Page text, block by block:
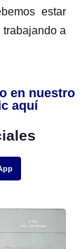
estar
a
en nuestro
aquí